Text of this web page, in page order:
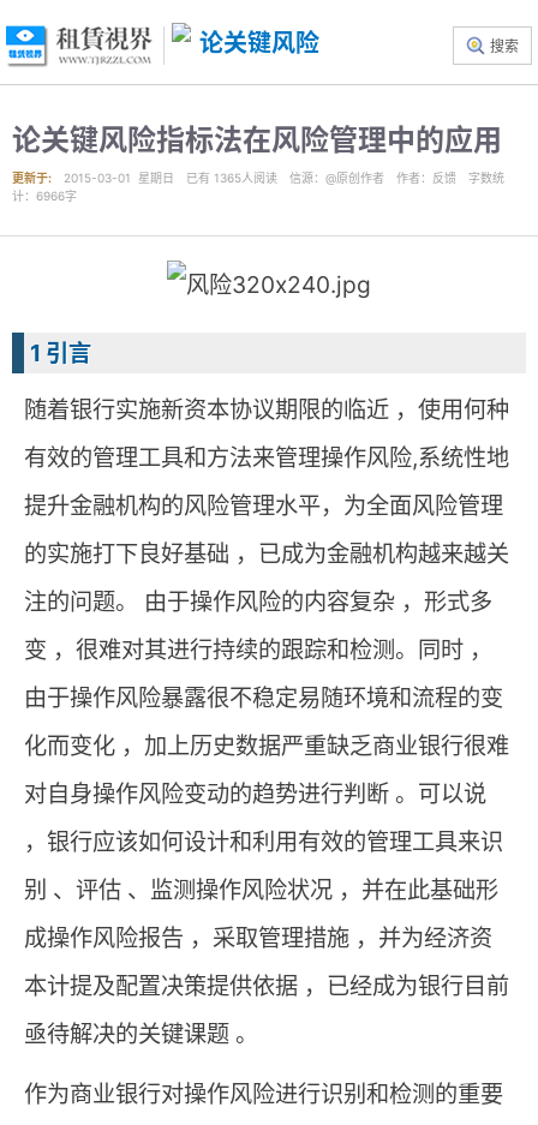
搜索
论关键风险指标法在风险管理中的应用
更新于: 2015-03-01 星期日 已有 1365人阅读 信源：@原创作者 作者：反馈
字数统
计：6966字
1 引言
随着银行实施新资本协议期限的临近 ，使用何种
有效的管理工具和方法来管理操作风险,系统性地
提升金融机构的风险管理水平，为全面风险管理
的实施打下良好基础 ，已成为金融机构越来越关
注的问题。 由于操作风险的内容复杂 ，形式多
变 ，很难对其进行持续的跟踪和检测。同时 ，
由于操作风险暴露很不稳定易随环境和流程的变
化而变化 ，加上历史数据严重缺乏商业银行很难
对自身操作风险变动的趋势进行判断 。可以说
，银行应该如何设计和利用有效的管理工具来识
别 、评估 、监测操作风险状况 ，并在此基础形
成操作风险报告 ，采取管理措施 ，并为经济资
本计提及配置决策提供依据 ，已经成为银行目前
亟待解决的关键课题 。
作为商业银行对操作风险进行识别和检测的重要